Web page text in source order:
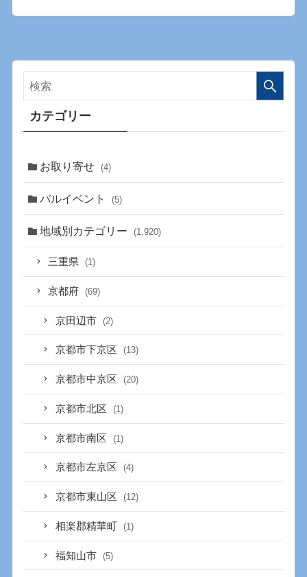
カテゴリー
お取り寄せ (4)
バルイベント (5)
地域別カテゴリー (1,920)
三重県 (1)
京都府 (69)
京田辺市 (2)
京都市下京区 (13)
京都市中京区 (20)
京都市北区 (1)
京都市南区 (1)
京都市左京区 (4)
京都市東山区 (12)
相楽郡精華町 (1)
福知山市 (5)